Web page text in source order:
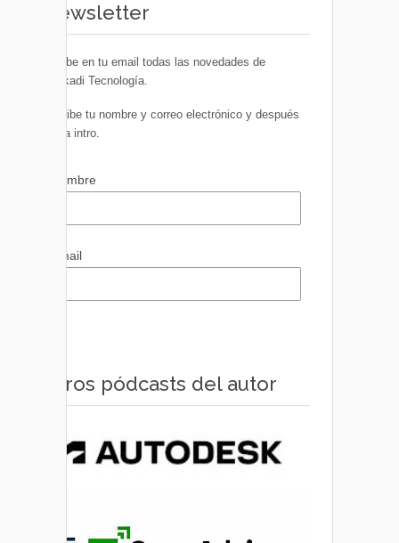
Newsletter
Recibe en tu email todas las novedades de
Euskadi Tecnología.
Escribe tu nombre y correo electrónico y después
pulsa intro.
Nombre
Email
Otros pódcasts del autor